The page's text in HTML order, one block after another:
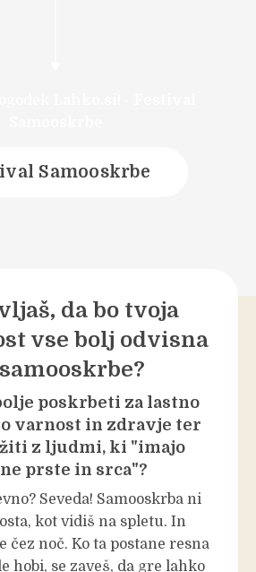
Samooskrbe
da bo tvoja
vse bolj odvisna
poskrbeti za lastno
varnost in zdravje ter
z ljudmi, ki "imajo
prste in srca"?
Seveda! Samooskrba ni
kot vidiš na spletu. In
čez noč. Ko ta postane resna
hobi, se zaveš, da gre lahko